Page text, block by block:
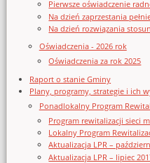
Pierwsze oświadczenie
Na dzień zaprzestania
Na dzień rozwiązania
Oświadczenia - 2026 rok
Oświadczenia za rok 2025
Raport o stanie Gminy
Plany, programy, strategie i ich
Ponadlokalny Program
Program rewitalizacji sieci
Lokalny Program
Aktualizacja LPR –
Aktualizacja LPR – lipiec